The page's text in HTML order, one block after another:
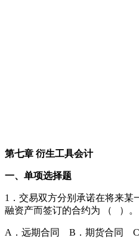
第七章 衍生工具会计
一、单项选择题
1．交易双方分别承诺在将来某
融资产而签订的合约为 （ ）。
A．远期合同 B．期货合同